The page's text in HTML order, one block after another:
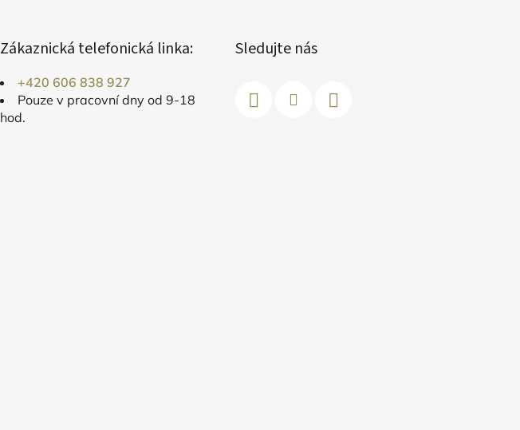
Zákaznická telefonická linka:
+420 606 838 927
Pouze v pracovní dny od 9-18
hod.
Sledujte nás